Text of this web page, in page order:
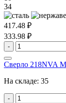
34
417.48 ₽
333.98 ₽
-
Сверло 218NVA
На складе: 35
-